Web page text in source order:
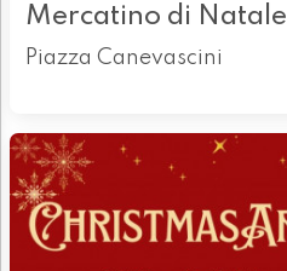
Mercatino di Natale
Piazza Canevascini